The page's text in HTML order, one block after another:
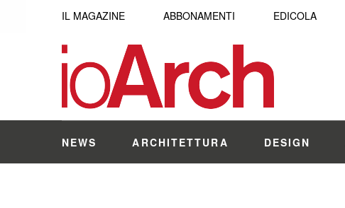
IL MAGAZINE ABBONAMENTI EDICOLA
NEWS ARCHITETTURA DESIGN